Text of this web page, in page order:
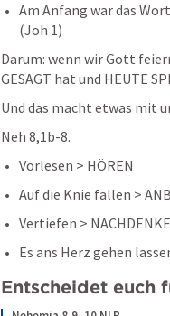
Am Anfang war das
(Joh 1)
Darum: wenn wir Gott
GESAGT hat und HEUTE
Und das macht etwas mit
Neh 8,1b-8.
Vorlesen > HÖREN
Auf die Knie fallen >
Vertiefen >
Es ans Herz gehen
Entscheidet euch